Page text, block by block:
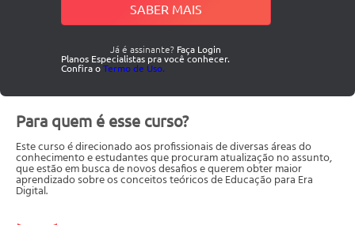
SABER MAIS
Já é assinante? Faça Login
Planos Especialistas pra você conhecer.
Confira oTermo de Uso.
Para quem é esse curso?
Este curso é direcionado aos profissionais de diversas áreas do
conhecimento e estudantes que procuram atualização no assunto,
que estão em busca de novos desafios e querem obter maior
aprendizado sobre os conceitos teóricos de Educação para Era
Digital.